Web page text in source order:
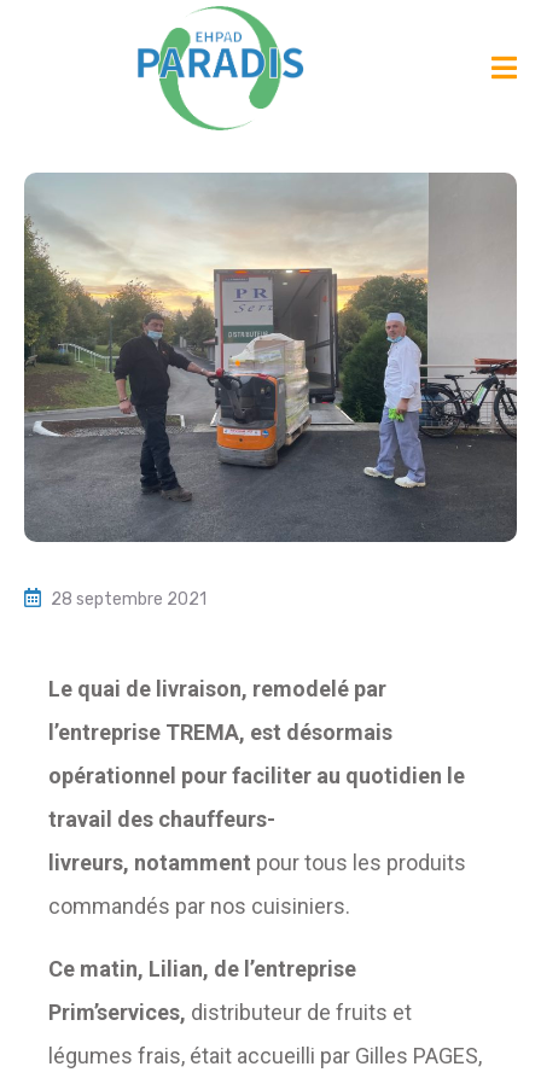
28 septembre 2021
Le quai de livraison, remodelé par
l’entreprise TREMA, est désormais
opérationnel pourfaciliter au quotidien le
travail des chauffeurs-
livreurs, notamment pour tous les produits
commandés par nos cuisiniers.
Ce matin, Lilian, de l’entreprise
Prim’services, distributeur de fruits et
légumes frais, était accueilli par Gilles PAGES,